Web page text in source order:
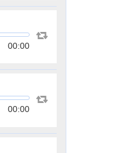
00:00
00:00